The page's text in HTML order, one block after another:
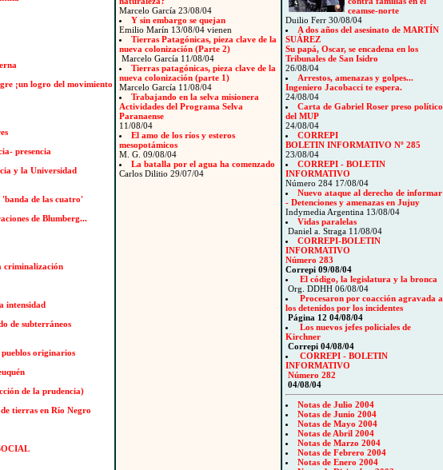
Marcelo García 23/08/04
Y sin embargo se quejan
Emilio Marín 13/08/04 vienen
Tierras Patagónicas, pieza clave de la
nueva colonización (Parte 2)
Marcelo García 11/08/04
Tierras patagónicas, pieza clave de la
nueva colonización (parte 1)
Marcelo García 11/08/04
Trabajando en la selva misionera
Actividades del Programa Selva
Paranaense
11/08/04
El amo de los ríos y esteros
mesopotámicos
M. G. 09/08/04
La batalla por el agua ha comenzado
Carlos Dilitio 29/07/04
ceamse-norte
Duilio Ferr 30/08/04
A dos años del asesinato de MARTÍN
SUÁREZ
Su papá, Oscar, se encadena en los
Tribunales de San Isidro
26/08/04
Arrestos, amenazas y golpes...
Ingeniero Jacobacci te espera.
24/08/04
Carta de Gabriel Roser preso político
del MUP
24/08/04
CORREPI
BOLETIN INFORMATIVO Nº 285
23/08/04
CORREPI - BOLETIN
INFORMATIVO
Número 284 17/08/04
Nuevo ataque al derecho de informar
- Detenciones y amenazas en Jujuy
Indymedia Argentina 13/08/04
Vidas paralelas
Daniel a. Straga 11/08/04
CORREPI-BOLETIN
INFORMATIVO
Número 283
Correpi 09/08/04
El código, la legislatura y la bronca
Org. DDHH 06/08/04
Procesaron por coacción agravada a
los detenidos por los incidentes
Página 12 04/08/04
Los nuevos jefes policiales de
Kirchner
Correpi 04/08/04
CORREPI - BOLETIN
INFORMATIVO
Número 282
04/08/04
Notas de Julio 2004
Notas de Junio 2004
Notas de Mayo 2004
Notas de Abril 2004
Notas de Marzo 2004
Notas de Febrero 2004
Notas de Enero 2004
¡un logro del movimiento
presencia
y la Universidad
de las cuatro'
de Blumberg...
criminalización
intensidad
de subterráneos
originarios
de la prudencia)
tierras en Río Negro